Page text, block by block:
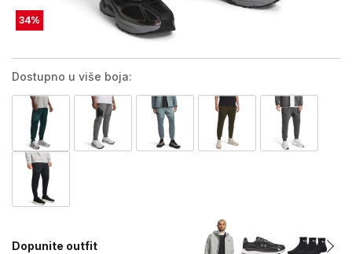
34%
Dostupno u više boja:
Dopunite outfit